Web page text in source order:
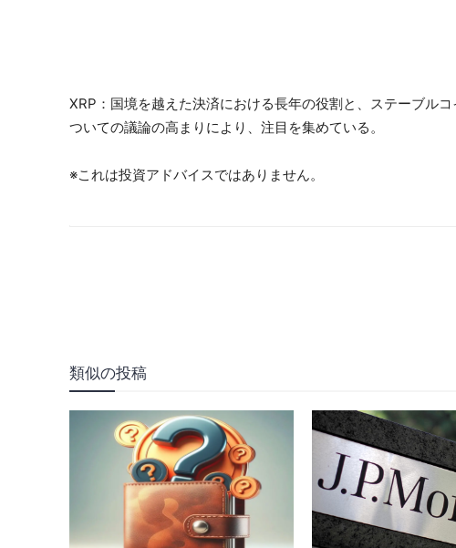
XRP：国境を越えた決済における長年の役割と、ステーブル
ついての議論の高まりにより、注目を集めている。
※これは投資アドバイスではありません。
類似の投稿